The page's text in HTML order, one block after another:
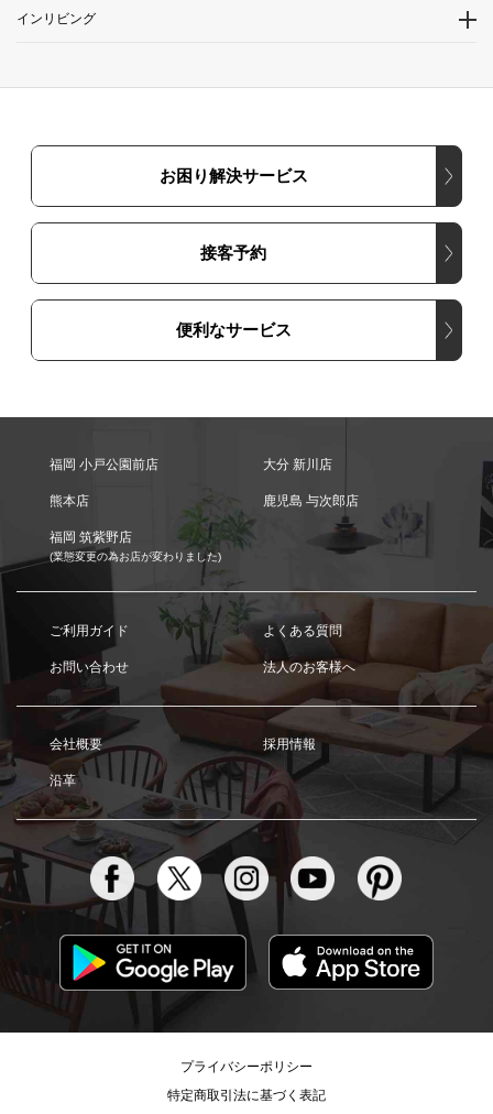
インリビング
お困り解決サービス
接客予約
便利なサービス
福岡 小戸公園前店 大分 新川店
熊本店 鹿児島 与次郎店
福岡 筑紫野店
(業態変更の為お店が変わりました)
ご利用ガイド よくある質問
お問い合わせ 法人のお客様へ
会社概要 採用情報
沿革
プライバシーポリシー
特定商取引法に基づく表記